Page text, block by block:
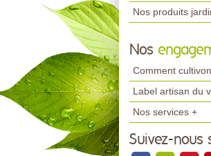
Nos produits
Nos
Comment
Label artisan du
Nos services +
Suivez-nous